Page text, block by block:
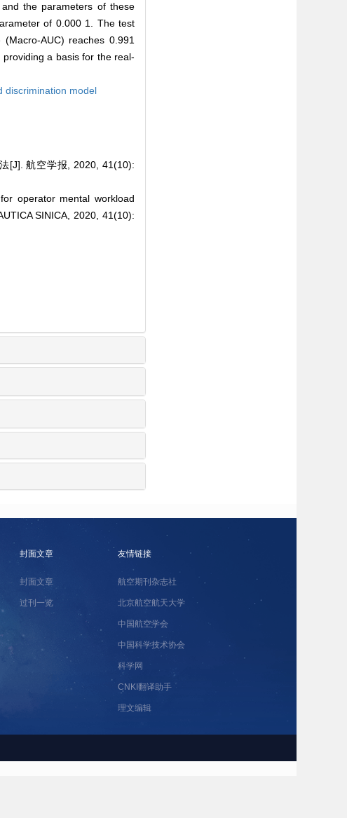
the parameters of these
of 0.000 1. The test
AUC) reaches 0.991
a basis for the real-
discrimination model
[J]. 航空学报, 2020, 41(10):
operator mental workload
SINICA, 2020, 41(10):
封面文章
封面文章
过刊一览
友情链接
航空期刊杂志社
北京航空航天大学
中国航空学会
中国科学技术协会
科学网
CNKI翻译助手
理文编辑